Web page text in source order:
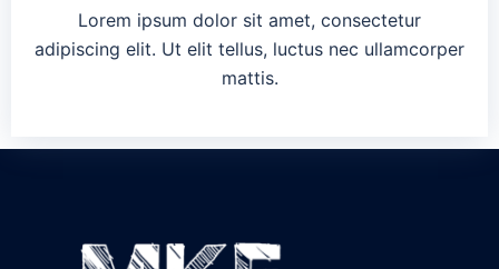
Lorem ipsum dolor sit amet, consectetur
adipiscing elit. Ut elit tellus, luctus nec ullamcorper
mattis.